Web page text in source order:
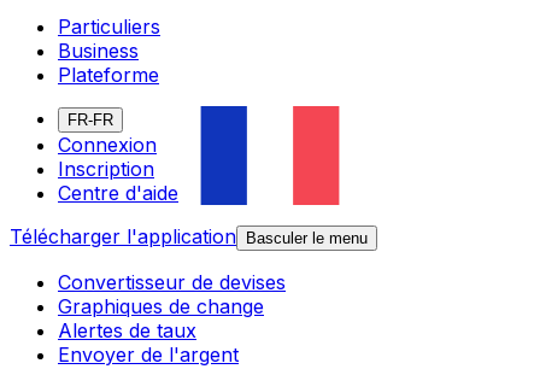
Particuliers
Business
Plateforme
FR-FR
Connexion
Inscription
Centre d'aide
Télécharger l'application
Basculer le menu
Convertisseur de devises
Graphiques de change
Alertes de taux
Envoyer de l'argent